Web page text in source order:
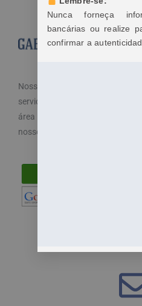
Nosso objetivo é cuidar dos
serviços especializados e
área trabalhista do direito. Por
nossos serviços de maneira fácil
Nunca forneça
bancárias ou realize
confirmar a